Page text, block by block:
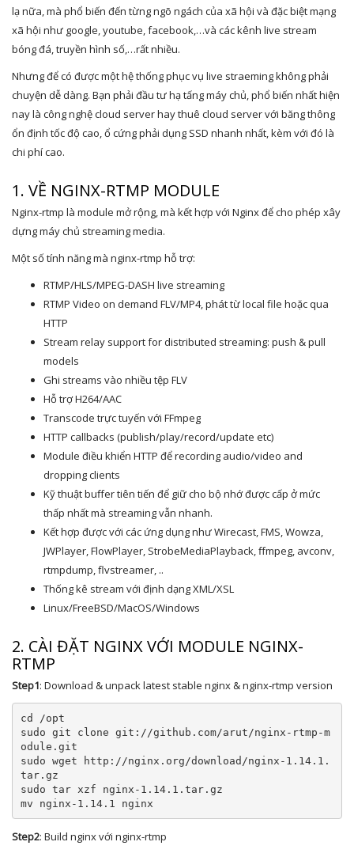
lạ nữa, mà phổ biến đến từng ngõ ngách của xã hội và đặc biệt mạng
xã hội như google, youtube, facebook,…và các kênh live stream
bóng đá, truyền hình số,…rất nhiều.
Nhưng để có được một hệ thống phục vụ live straeming không phải
chuyện dễ dàng. Bạn phải đầu tư hạ tấng máy chủ, phổ biến nhất hiện
nay là công nghệ cloud server hay thuê cloud server với băng thông
ổn định tốc độ cao, ổ cứng phải dụng SSD nhanh nhất, kèm với đó là
chi phí cao.
1. VỀ NGINX-RTMP MODULE
Nginx-rtmp là module mở rộng, mà kết hợp với Nginx để cho phép xây
dựng máy chủ streaming media.
Một số tính năng mà nginx-rtmp hỗ trợ:
RTMP/HLS/MPEG-DASH live streaming
RTMP Video on demand FLV/MP4, phát từ local file hoặc qua
HTTP
Stream relay support for distributed streaming: push & pull
models
Ghi streams vào nhiều tệp FLV
Hỗ trợ H264/AAC
Transcode trực tuyến với FFmpeg
HTTP callbacks (publish/play/record/update etc)
Module điều khiển HTTP để recording audio/video and
dropping clients
Kỹ thuật buffer tiên tiến để giữ cho bộ nhớ được cấp ở mức
thấp nhất mà streaming vẫn nhanh.
Kết hợp được với các ứng dụng như Wirecast, FMS, Wowza,
JWPlayer, FlowPlayer, StrobeMediaPlayback, ffmpeg, avconv,
rtmpdump, flvstreamer, ..
Thống kê stream với định dạng XML/XSL
Linux/FreeBSD/MacOS/Windows
2. CÀI ĐẶT NGINX VỚI MODULE NGINX-
RTMP
Step1: Download & unpack latest stable nginx & nginx-rtmp version
cd /opt
sudo git clone git : //github.com/arut/nginx-rtmp-m
odule.git
sudo wget http : //nginx.org/download/nginx-1.14.1.
tar.gz
sudo tar xzf nginx - 1.14. 1.tar. gz
mv nginx - 1.14. 1 nginx
Step2: Build nginx với nginx-rtmp